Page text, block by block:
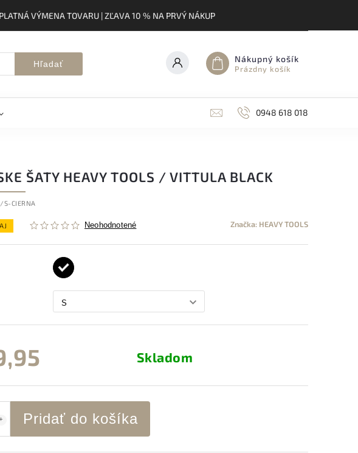
VÝMENA TOVARU | ZĽAVA 10 % NA PRVÝ NÁKUP
Hľadať Nákupný košík
Prázdny košík
0948 618 018
ŠATY HEAVY TOOLS / VITTULA BLACK
S-CIERNA
Neohodnotené Značka: HEAVY TOOLS
Skladom
Pridať do košíka